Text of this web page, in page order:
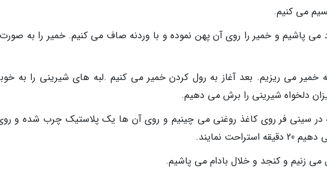
پاشیم و خمیر را روی آن پهن نموده و با وردنه صاف می کنیم. خمیر را به
خمیر می ریزیم. بعد آغاز به رول کردن خمیر می کنیم .لبه های شیرینی را به
دلخواه شیرینی را برش می دهیم.
در سینی فر روی کاغذ روغنی می چینیم و روی آن ها یک پلاستیک چرب شده و
نمایند.
زنیم و کنجد و خلال بادام می پاشیم.